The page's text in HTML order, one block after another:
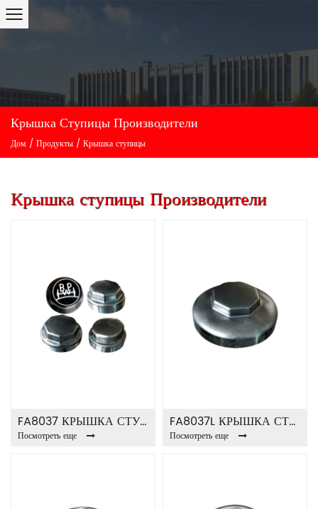
Крышка Ступицы Производители
Дом / Продукты / Крышка ступицы
Крышка ступицы Производители
FA8037 КРЫШКА СТУПИЦЫ
Посмотреть еще
FA8037L КРЫШКА СТУПИЦЫ
Посмотреть еще